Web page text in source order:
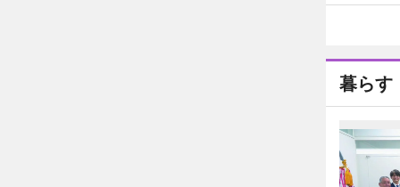
暮らす